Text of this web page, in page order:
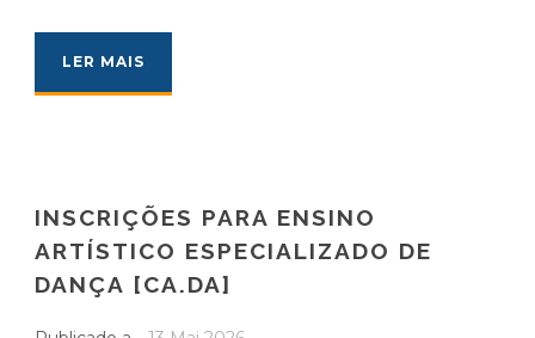
LER MAIS
INSCRIÇÕES PARA ENSINO
ARTÍSTICO ESPECIALIZADO DE
DANÇA [CA.DA]